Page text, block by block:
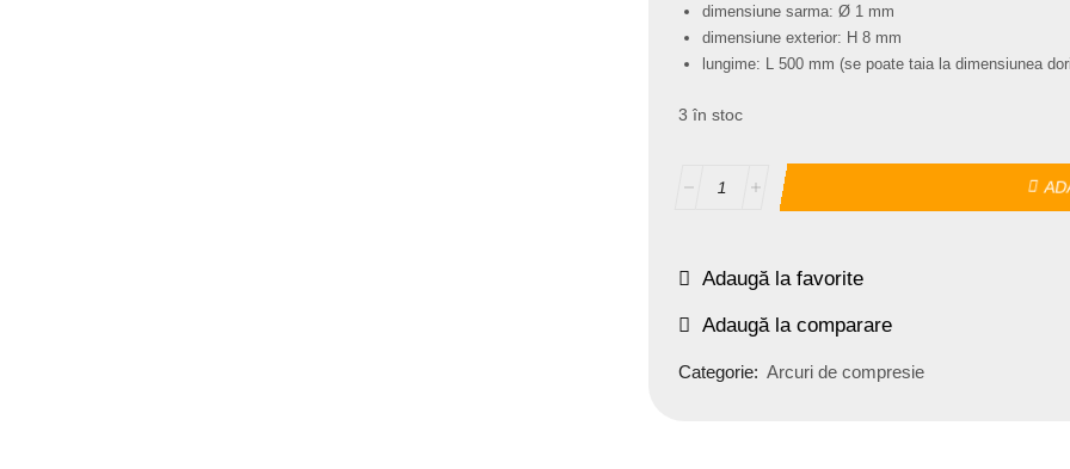
dimensiune sarma: Ø 1 mm
dimensiune exterior: H 8 mm
lungime: L 500 mm (se poate taia la dimensiunea
3 în stoc
Adaugă la favorite
Adaugă la comparare
Categorie: Arcuri de compresie